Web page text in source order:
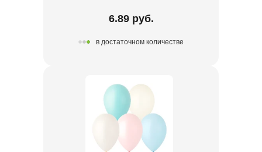
6.89 руб.
в достаточном количестве